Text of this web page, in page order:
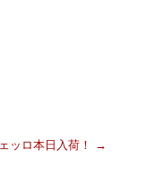
ッロ本日入荷！ →